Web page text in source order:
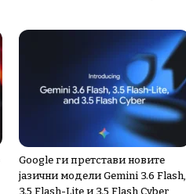
Google ги претстави новите
јазични модели Gemini 3.6 Flash,
3.5 Flash-Lite и 3.5 Flash Cyber